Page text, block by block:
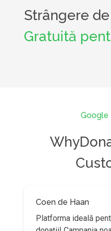
Strângere de
Gratuită
Google
Coen de Haan
Platforma ideală